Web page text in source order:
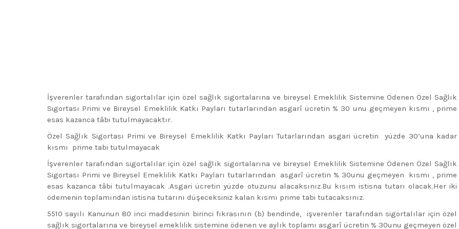
İşverenler tarafından sigortalılar için özel sağlık sigortalarına ve bireysel Emeklilik Sistemine Ödenen Özel Sağlık
Sigortası Primi ve Bireysel Emeklilik Katkı Payları tutarlarından asgarî ücretin % 30 unu geçmeyen kısmı , prime
esas kazanca tâbi tutulmayacaktır.
Özel Sağlık Sigortası Primi ve Bireysel Emeklilik Katkı Payları Tutarlarından asgari ücretin yüzde 30’una kadar
kısmı prime tabi tutulmayacak
İşverenler tarafından sigortalılar için özel sağlık sigortalarına ve bireysel Emeklilik Sistemine Ödenen Özel Sağlık
Sigortası Primi ve Bireysel Emeklilik Katkı Payları tutarlarından asgarî ücretin % 30unu geçmeyen kısmı , prime
esas kazanca tâbi tutulmayacak .Asgari ücretin yüzde otuzunu alacaksınız.Bu kısım istisna tutarı olacak.Her iki
ödemenin toplamından istisna tutarını düşeceksiniz kalan kısmı prime tabi tutacaksınız.
5510 sayılı Kanunun 80 inci maddesinin birinci fıkrasının (b) bendinde, işverenler tarafından sigortalılar için özel
sağlık sigortalarına ve bireysel emeklilik sistemine ödenen ve aylık toplamı asgarî ücretin % 30unu geçmeyen özel